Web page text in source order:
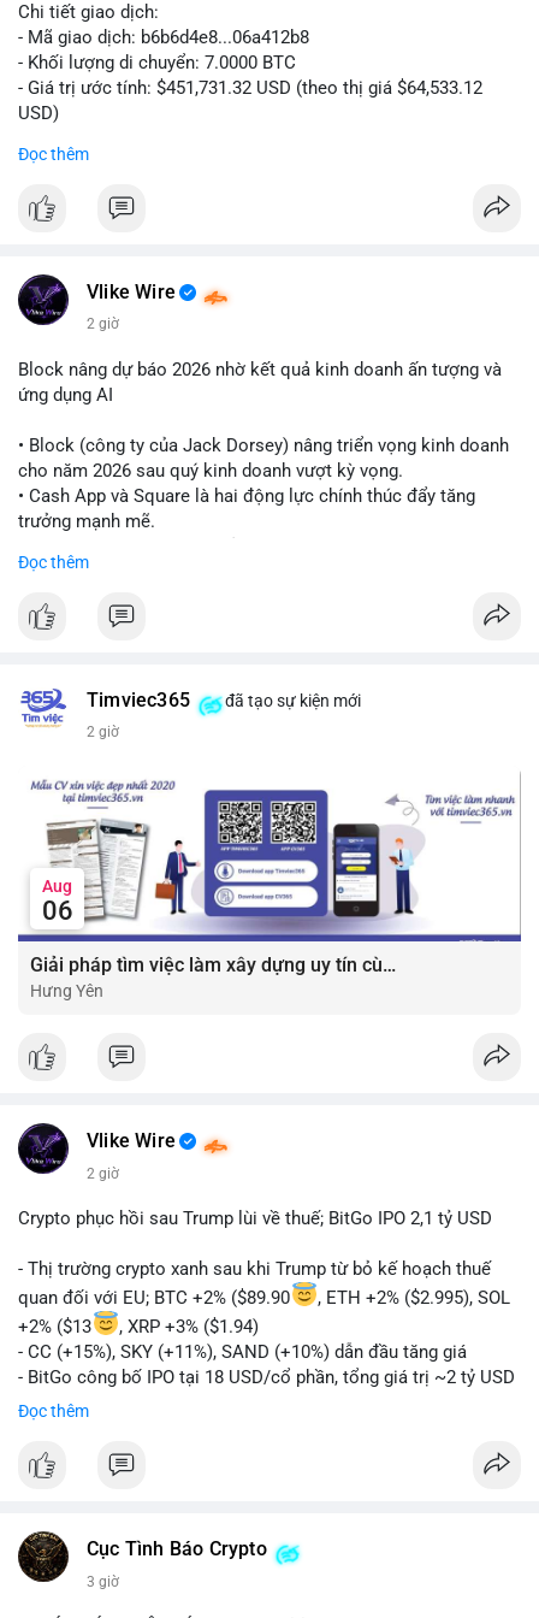
#vlikevn #titanbot
📰 Nguồn: CoinDesk
Chi tiết giao dịch:
- Mã giao dịch: b6b6d4e8...06a412b8
- Khối lượng di chuyển: 7.0000 BTC
- Giá trị ước tính: $451,731.32 USD (theo thị giá $64,533.12
USD)
Cá voi chuyển 7 BTC trị giá hơn 451 nghìn USD từ một địa chỉ
tiếp lên thị trường. Với mức giá hiện tại, động thái này thiên về
khả năng tái phân bổ danh mục đầu tư hoặc chuẩn bị thanh
hưởng nhẹ, nhưng không đủ để gây biến động mạnh.
Theo dõi thêm các giao dịch lớn liên tiếp trong 24 giờ tới. Nếu
xuất hiện chuỗi chuyển tiền lên sàn, cần thận trọng trước nguy
cơ điều chỉnh. Tránh hành động theo cảm xúc khi chưa xác
nhận đầy đủ dòng tiền.
#7btc #chuyenvilanh
Đọc thêm
Vlike Wire
2 giờ
Block nâng dự báo 2026 nhờ kết quả kinh doanh ấn tượng và
ứng dụng AI
• Block (công ty của Jack Dorsey) nâng triển vọng kinh doanh
cho năm 2026 sau quý kinh doanh vượt kỳ vọng.
• Cash App và Square là hai động lực chính thúc đẩy tăng
trưởng mạnh mẽ.
quy trình phát triển phần mềm.
#block #fintech
#vlikevn #titanbot
📰 Nguồn: Cointelegraph
Đọc thêm
Timviec365 đã tạo sự kiện mới
2 giờ
Aug
06
Giải pháp tìm việc làm xây dựng uy tín cùng mức lương thưởng hấp dẫn ?️
Hưng Yên
Vlike Wire
2 giờ
Crypto phục hồi sau Trump lùi về thuế; BitGo IPO 2,1 tỷ USD
- Thị trường crypto xanh sau khi Trump từ bỏ kế hoạch thuế
quan đối với EU; BTC +2% ($89.90
, ETH +2% ($2.995), SOL
+2% ($13
, XRP +3% ($1.94)
- CC (+15%), SKY (+11%), SAND (+10%) dẫn đầu tăng giá
- BitGo công bố IPO tại 18 USD/cổ phần, tổng giá trị ~2 tỷ USD
- Vitalik Buterin đề xuất DVT staking bản địa để tăng cường
bảo mật và phi tập trung Ethereum
- Hong Kong phát hành giấy phép stablecoin mới với yêu cầu
tuân thủ nghiêm ngặt
- Trump hy vọng ký vào luật cấu trúc thị trường crypto sớm
nonostante sự bất đồng trong Quốc hội
- Saga’s EVM blockchain ngừng hoạt động sau cuộc tấn công
Đọc thêm
Cục Tình Báo Crypto
3 giờ